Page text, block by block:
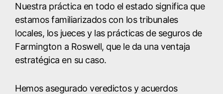
Nuestra práctica en todo el estado significa que
estamos familiarizados con los tribunales
locales, los jueces y las prácticas de seguros de
Farmington a Roswell, que le da una ventaja
estratégica en su caso.
Hemos asegurado veredictos y acuerdos